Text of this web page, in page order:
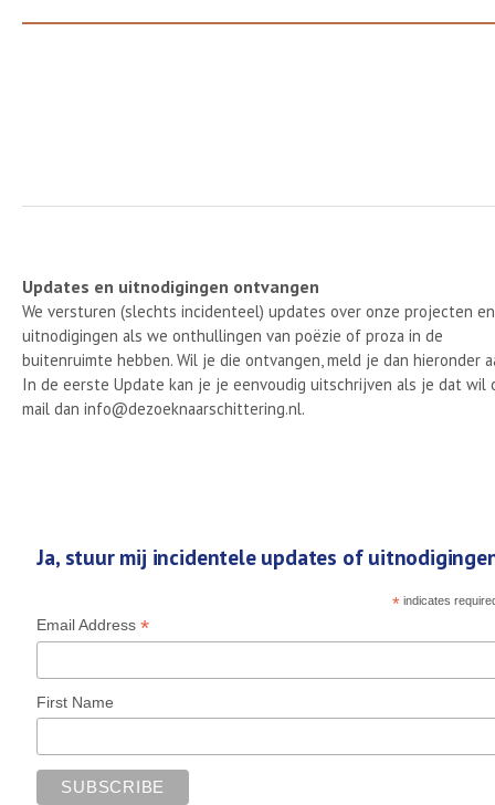
Updates en uitnodigingen ontvangen
We versturen (slechts incidenteel) updates over onze projecten en
uitnodigingen als we onthullingen van poëzie of proza in de
buitenruimte hebben. Wil je die ontvangen, meld je dan hieronder
In de eerste Update kan je je eenvoudig uitschrijven als je dat wil
mail dan info@dezoeknaarschittering.nl.
Ja, stuur mij incidentele updates of
*indicates
Email Address*
First Name